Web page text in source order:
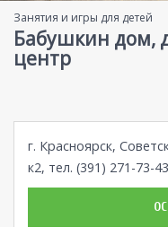
Занятия и игры для детей
Бабушкин дом,
центр
г. Красноярск,
к2, тел. (391) 271-73-